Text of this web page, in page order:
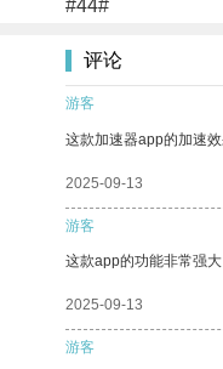
#44#
评论
游客
这款加速器app的加速
2025-09-13
游客
这款app的功能非常强
2025-09-13
游客